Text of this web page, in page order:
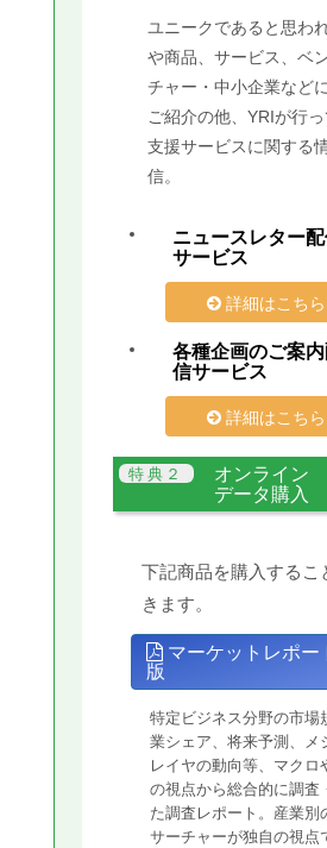
ユニークであると思わ
や商品、サービス、ベ
チャー・中小企業など
ご紹介の他、YRIが行っ
支援サービスに関する
信。
ニュースレター
サービス
詳細はこちら
各種企画のご案
信サービス
詳細はこちら
オンライン
データ購入
下記商品を購入するこ
きます。
マーケットレポー
版
特定ビジネス分野の市場
業シェア、将来予測、メ
レイヤの動向等、マクロ
の視点から総合的に調査
た調査レポート。産業別
サーチャーが独自の視点